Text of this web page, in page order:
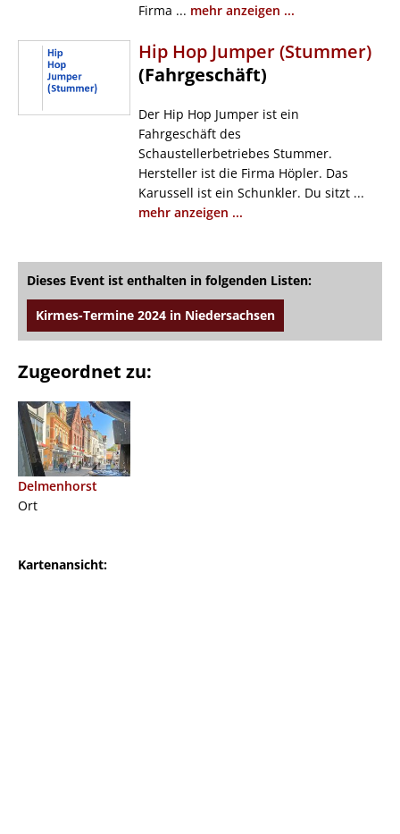
Firma ... mehr anzeigen ...
Hip Hop Jumper (Stummer)
(Fahrgeschäft)
Der Hip Hop Jumper ist ein
Fahrgeschäft des
Schaustellerbetriebes Stummer.
Hersteller ist die Firma Höpler. Das
Karussell ist ein Schunkler. Du sitzt ...
mehr anzeigen ...
Dieses Event ist enthalten in folgenden Listen:
Kirmes-Termine 2024 in Niedersachsen
Zugeordnet zu:
Delmenhorst
Ort
Kartenansicht: